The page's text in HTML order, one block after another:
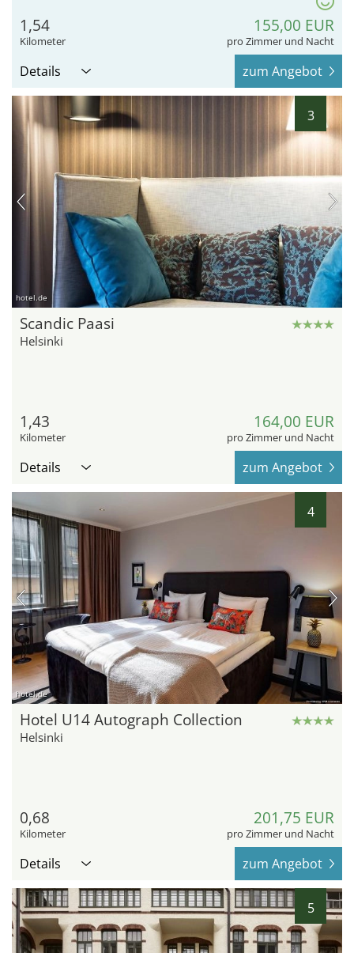
1,54
Kilometer
155,00 EUR
pro Zimmer und Nacht
Details zum Angebot
3
hotel.de
Scandic Paasi
Helsinki
1,43
Kilometer
164,00 EUR
pro Zimmer und Nacht
Details zum Angebot
4
hotel.de
Hotel U14 Autograph Collection
Helsinki
0,68
Kilometer
201,75 EUR
pro Zimmer und Nacht
Details zum Angebot
5